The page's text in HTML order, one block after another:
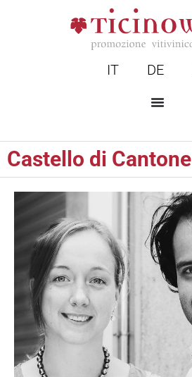
IT DE
Castello di Cantone